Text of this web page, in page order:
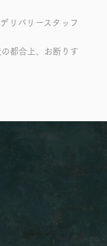
リバリースタッフ
都合上、お断りす